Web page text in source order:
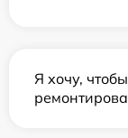
Я хочу,